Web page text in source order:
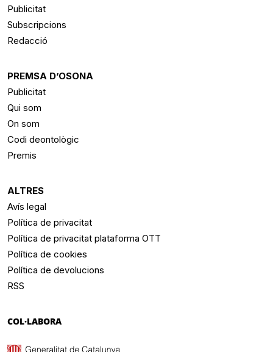
Publicitat
Subscripcions
Redacció
PREMSA D’OSONA
Publicitat
Qui som
On som
Codi deontològic
Premis
ALTRES
Avís legal
Política de privacitat
Política de privacitat plataforma OTT
Política de cookies
Política de devolucions
RSS
COL·LABORA